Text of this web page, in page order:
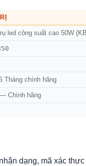
led công suất cao 50W
Tháng chính hãng
Chính hãng
dạng, mã xác thực